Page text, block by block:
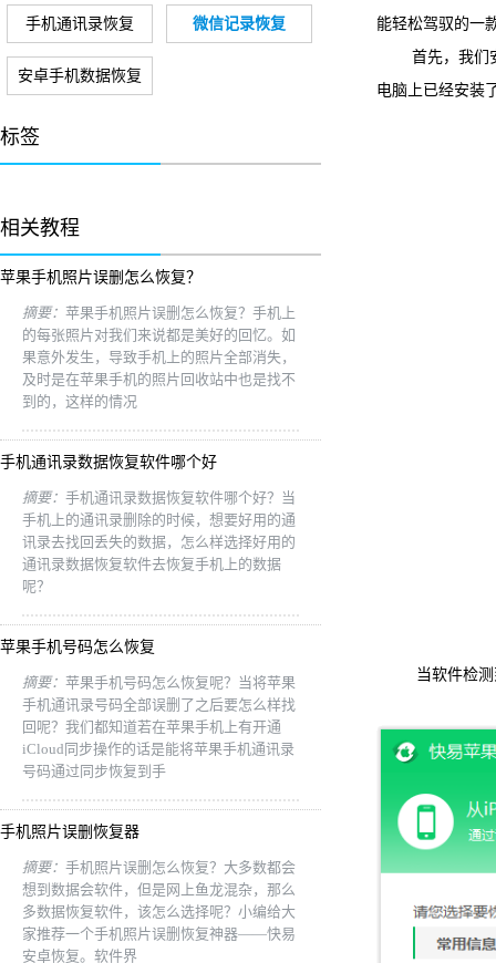
手机通讯录恢复 微信记录恢复
安卓手机数据恢复
标签
相关教程
苹果手机照片误删怎么恢复？
摘要： 苹果手机照片误删怎么恢复？手机上
的每张照片对我们来说都是美好的回忆。如
果意外发生，导致手机上的照片全部消失，
及时是在苹果手机的照片回收站中也是找不
到的，这样的情况
手机通讯录数据恢复软件哪个好
摘要： 手机通讯录数据恢复软件哪个好？当
手机上的通讯录删除的时候，想要好用的通
讯录去找回丢失的数据，怎么样选择好用的
通讯录数据恢复软件去恢复手机上的数据
呢？
苹果手机号码怎么恢复
摘要： 苹果手机号码怎么恢复呢？当将苹果
手机通讯录号码全部误删了之后要怎么样找
回呢？我们都知道若在苹果手机上有开通
iCloud同步操作的话是能将苹果手机通讯录
号码通过同步恢复到手
手机照片误删恢复器
摘要： 手机照片误删怎么恢复？大多数都会
想到数据会软件，但是网上鱼龙混杂，那么
多数据恢复软件，该怎么选择呢？小编给大
家推荐一个手机照片误删恢复神器——快易
安卓恢复。软件界
能轻松驾驭的一
首先，我们安
电脑上已经安装
当软件检测到